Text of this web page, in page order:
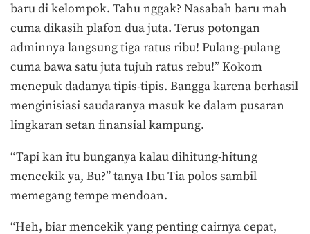
baru di kelompok. Tahu nggak? Nasabah baru mah
cuma dikasih plafon dua juta. Terus potongan
adminnya langsung tiga ratus ribu! Pulang-pulang
cuma bawa satu juta tujuh ratus rebu!” Kokom
menepuk dadanya tipis-tipis. Bangga karena berhasil
menginisiasi saudaranya masuk ke dalam pusaran
lingkaran setan finansial kampung.
“Tapi kan itu bunganya kalau dihitung-hitung
mencekik ya, Bu?” tanya Ibu Tia polos sambil
memegang tempe mendoan.
“Heh, biar mencekik yang penting cairnya cepat,